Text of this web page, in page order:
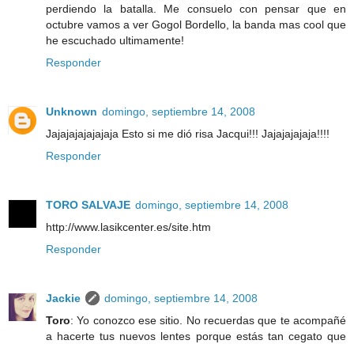
perdiendo la batalla. Me consuelo con pensar que en
octubre vamos a ver Gogol Bordello, la banda mas cool que
he escuchado ultimamente!
Responder
Unknown domingo, septiembre 14, 2008
Jajajajajajajaja Esto si me dió risa Jacqui!!! Jajajajajaja!!!!
Responder
TORO SALVAJE domingo, septiembre 14, 2008
http://www.lasikcenter.es/site.htm
Responder
Jackie
domingo, septiembre 14, 2008
Toro: Yo conozco ese sitio. No recuerdas que te acompañé
a hacerte tus nuevos lentes porque estás tan cegato que